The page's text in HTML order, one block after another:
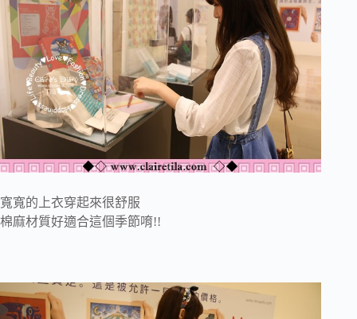
寬寬的上衣穿起來很舒服
棉麻材質好適合這個季節唷!!